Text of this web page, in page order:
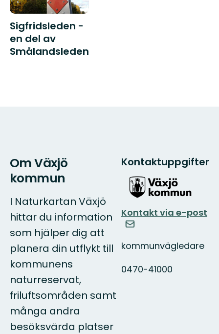
Sigfridsleden -
en del av
Smålandsleden
Om Växjö
kommun
I Naturkartan Växjö
hittar du information
som hjälper dig att
planera din utflykt till
kommunens
naturreservat,
friluftsområden samt
många andra
besöksvärda platser
Kontaktuppgifter
Kontakt via e-post
kommunvägledare
0470-41000